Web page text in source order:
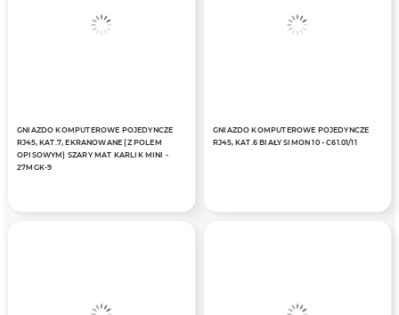
GNIAZDO KOMPUTEROWE POJEDYNCZE
RJ45, KAT.7, EKRANOWANE (Z POLEM
OPISOWYM) SZARY MAT KARLIK MINI -
27MGK-9
GNIAZDO KOMPUTEROWE POJEDYNCZE
RJ45, KAT.6 BIAŁY SIMON 10 - C61.01/11